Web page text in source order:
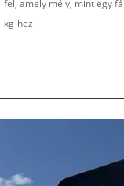
fel, amely mély, mint egy
xg-hez